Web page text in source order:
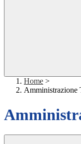
Home >
Amministrazione